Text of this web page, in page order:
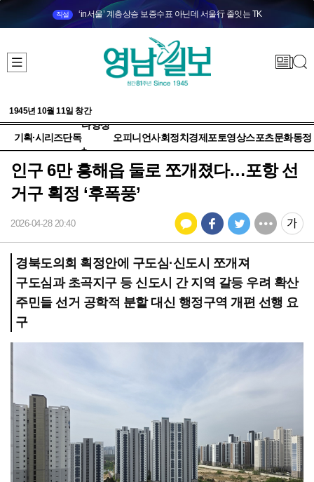
직설 ‘in서울’ 계층상승 보증수표 아닌데 서울行 줄잇는 TK
1945년 10월 11일 창간
기획·시리즈단독
다양성
+
오피니언사회정치 경제 포토영상스포츠문화동정
인구 6만 흥해읍 둘로 쪼개졌다…포항 선
거구 획정 ‘후폭풍’
2026-04-28 20:40
경북도의회 획정안에 구도심·신도시 쪼개져
구도심과 초곡지구 등 신도시 간 지역 갈등 우려 확산
주민들 선거 공학적 분할 대신 행정구역 개편 선행 요
구